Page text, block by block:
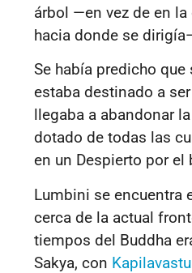
árbol —en vez de en la
hacia donde se
Se había predicho
estaba destinado a
llegaba a abandonar
dotado de todas las
en un Despierto por el
Lumbini se encuentra
cerca de la actual
tiempos del Buddha
Sakya, con Kapilavastu